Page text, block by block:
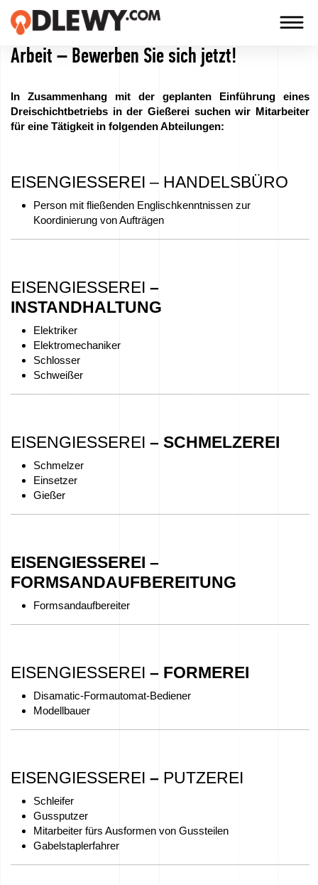
TRADYCJA
Firma
Technologien
Unsere
Produkte
Arbeit
–
sich
Geräte
zum
EU-
Zuschüsse
–
We
love
Filme
aus
der
Gießerei
Arbeit – Bewerben Sie sich jetzt!
In Zusammenhang mit der geplanten Einführung eines
Dreischichtbetriebs in der Gießerei suchen wir Mitarbeiter
für eine Tätigkeit in folgenden Abteilungen:
EISENGIESSEREI – HANDELSBÜRO
Person mit fließenden Englischkenntnissen zur
Koordinierung von Aufträgen
EISENGIESSEREI –
INSTANDHALTUNG
Elektriker
Elektromechaniker
Schlosser
Schweißer
EISENGIESSEREI – SCHMELZEREI
Schmelzer
Einsetzer
Gießer
EISENGIESSEREI –
FORMSANDAUFBEREITUNG
Formsandaufbereiter
EISENGIESSEREI – FORMEREI
Disamatic-Formautomat-Bediener
Modellbauer
EISENGIESSEREI – PUTZEREI
Schleifer
Gussputzer
Mitarbeiter fürs Ausformen von Gussteilen
Gabelstaplerfahrer